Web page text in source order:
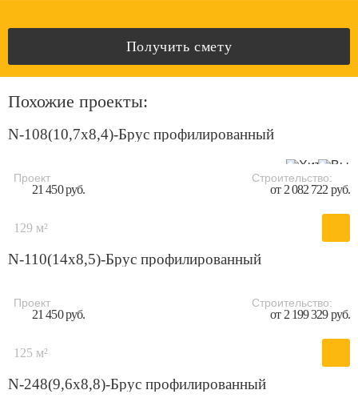
Получить смету
Похожие проекты:
N-108(10,7х8,4)-Брус профилированный
Проект
21 450 руб.
Строительство:
от 2 082 722 руб.
129 м²
N-110(14х8,5)-Брус профилированный
Проект
21 450 руб.
Строительство:
от 2 199 329 руб.
125 м²
N-248(9,6x8,8)-Брус профилированный